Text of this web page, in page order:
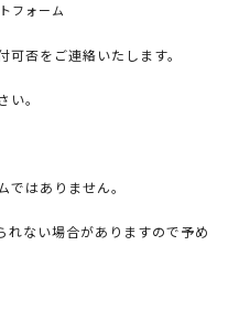
フォーム
否をご連絡いたします。
。
はありません。
れない場合がありますので予め